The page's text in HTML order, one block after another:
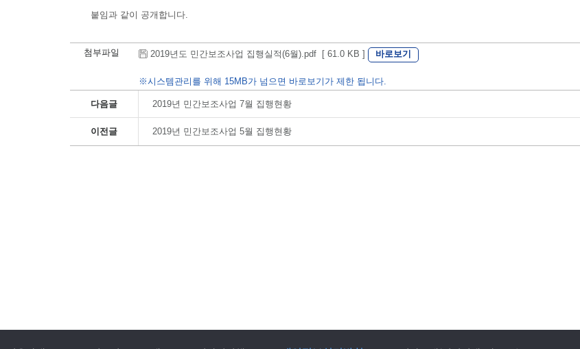
붙임과 같이 공개합니다.
첨부파일 2019년도 민간보조사업 집행실적(6월).pdf [ 61.0 KB ] 바로보기
※시스템관리를 위해 15MB가 넘으면 바로보기가 제한 됩니다.
다음글 2019년 민간보조사업 7월 집행현황
이전글 2019년 민간보조사업 5월 집행현황